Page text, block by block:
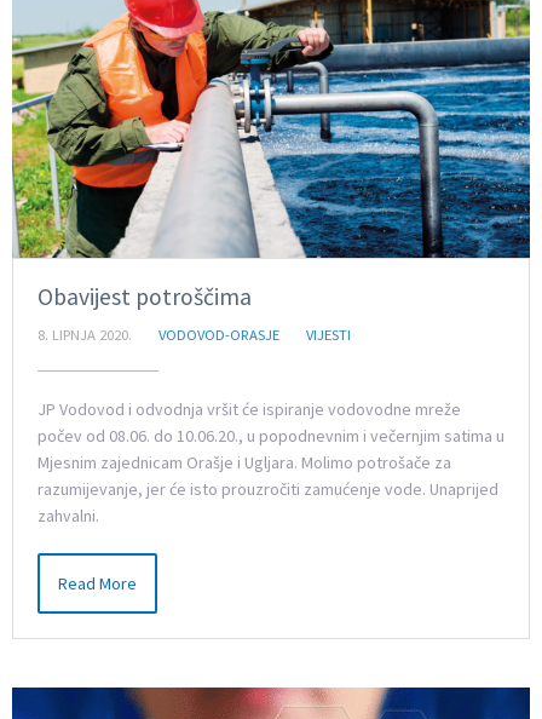
Obavijest potroščima
8. LIPNJA 2020. VODOVOD-ORASJE VIJESTI
JP Vodovod i odvodnja vršit će ispiranje vodovodne mreže
počev od 08.06. do 10.06.20., u popodnevnim i večernjim satima u
Mjesnim zajednicam Orašje i Ugljara. Molimo potrošače za
razumijevanje, jer će isto prouzročiti zamućenje vode. Unaprijed
zahvalni.
Read More